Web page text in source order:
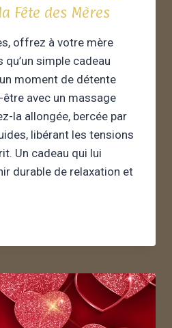
Fête des Mères
offrez à votre mère
qu’un simple cadeau
moment de détente
avec un massage
la allongée, bercée par
libérant les tensions
Un cadeau qui lui
durable de relaxation et